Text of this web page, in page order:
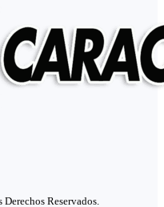
Reservados.